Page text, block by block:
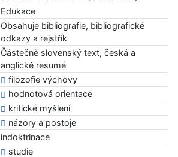
Edukace
Obsahuje bibliografie, bibliografické
odkazy a rejstřík
Částečně slovenský text, česká a
anglické resumé
filozofie výchovy
hodnotová orientace
kritické myšlení
názory a postoje
indoktrinace
studie